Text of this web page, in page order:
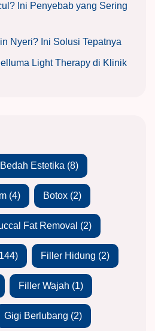
Ini Penyebab yang Sering
Nyeri? Ini Solusi Tepatnya
Light Therapy di Klinik
Bedah Estetika (8)
(4) Botox (2)
Fat Removal (2)
Filler Hidung (2)
Filler Wajah (1)
Gigi Berlubang (2)